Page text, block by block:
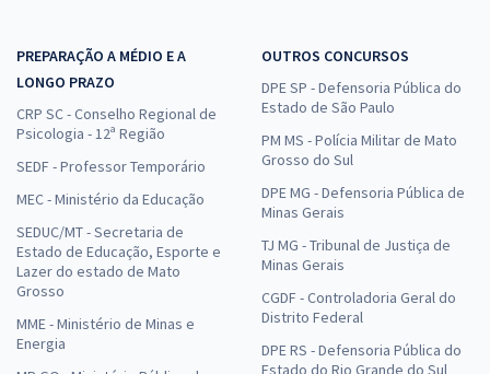
PREPARAÇÃO A MÉDIO E A
LONGO PRAZO
CRP SC - Conselho Regional de
Psicologia - 12ª Região
SEDF - Professor Temporário
MEC - Ministério da Educação
SEDUC/MT - Secretaria de
Estado de Educação, Esporte e
Lazer do estado de Mato
Grosso
MME - Ministério de Minas e
Energia
OUTROS CONCURSOS
DPE SP - Defensoria Pública do
Estado de São Paulo
PM MS - Polícia Militar de Mato
Grosso do Sul
DPE MG - Defensoria Pública de
Minas Gerais
TJ MG - Tribunal de Justiça de
Minas Gerais
CGDF - Controladoria Geral do
Distrito Federal
DPE RS - Defensoria Pública do
Estado do Rio Grande do Sul